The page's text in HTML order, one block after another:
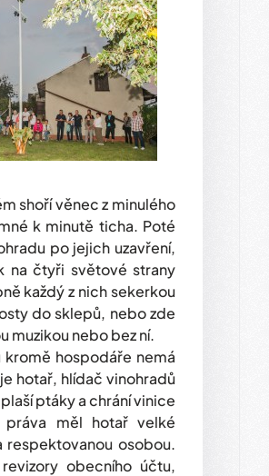
shoří věnec z minulého
k minutě ticha. Poté
po jejich uzavření,
na čtyři světové strany
každý z nich sekerkou
do sklepů, nebo zde
muzikou nebo bez ní.
hospodáře nemá
hotař, hlídač vinohradů
ptáky a chrání vinice
měl hotař velké
osobou.
obecního účtu,